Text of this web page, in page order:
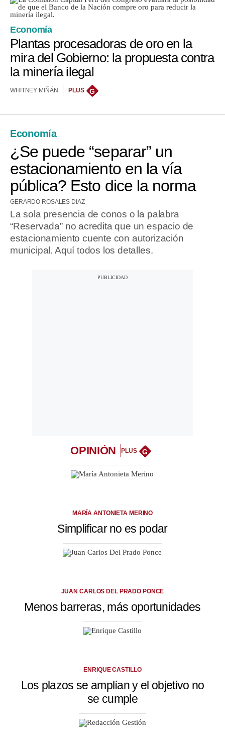
Economía
Plantas procesadoras de oro en la
mira del Gobierno: la propuesta contra
la minería ilegal
WHITNEY MIÑÁN PLUS G
Economía
¿Se puede “separar” un
estacionamiento en la vía
pública? Esto dice la norma
GERARDO ROSALES DIAZ
La sola presencia de conos o la palabra
“Reservada” no acredita que un espacio de
estacionamiento cuente con autorización
municipal. Aquí todos los detalles.
OPINIÓN PLUS G
MARÍA ANTONIETA MERINO
Simplificar no es podar
JUAN CARLOS DEL PRADO PONCE
Menos barreras, más oportunidades
ENRIQUE CASTILLO
Los plazos se amplían y el objetivo no
se cumple